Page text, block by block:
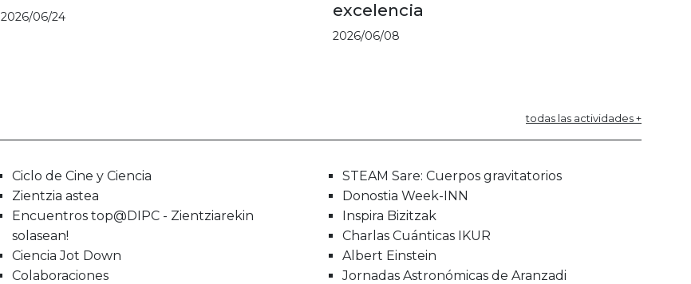
2026/06/24
excelencia
2026/06/08
todas las actividades +
Ciclo de Cine y Ciencia
Zientzia astea
Encuentros top@DIPC - Zientziarekin
solasean!
Ciencia Jot Down
Colaboraciones
STEAM Sare: Cuerpos gravitatorios
Donostia Week-INN
Inspira Bizitzak
Charlas Cuánticas IKUR
Albert Einstein
Jornadas Astronómicas de Aranzadi